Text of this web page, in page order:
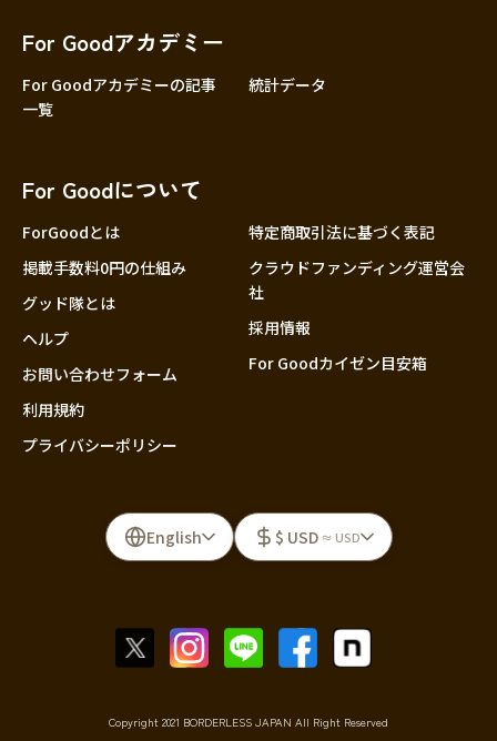
For Goodアカデミー
For Goodアカデミーの記事
一覧
統計データ
For Goodについて
ForGoodとは
掲載手数料0円の仕組み
グッド隊とは
ヘルプ
お問い合わせフォーム
利用規約
プライバシーポリシー
特定商取引法に基づく表記
クラウドファンディング運営会
社
採用情報
For Goodカイゼン目安箱
English $ USD ≈ USD
Copyright 2021 BORDERLESS JAPAN All Right Reserved